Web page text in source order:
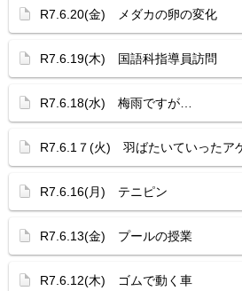
R7.6.20(金) メダカの卵の変化
R7.6.19(木) 国語科指導員訪問
R7.6.18(水) 梅雨ですが…
R7.6.1７(火) 羽ばたいていったア
R7.6.16(月) テニピン
R7.6.13(金) プールの授業
R7.6.12(木) ゴムで動く車